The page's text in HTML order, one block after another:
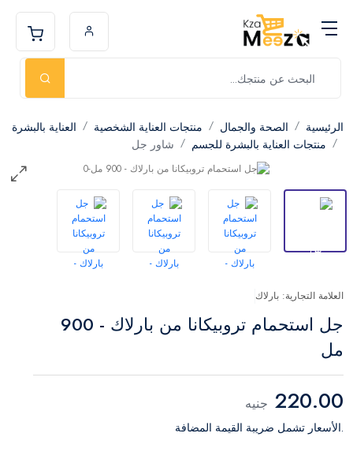
الرئيسية الصحة والجمال منتجات العناية الشخصية
العناية بالبشرة
منتجات العناية بالبشرة للجسم
شاور جل
العلامة التجارية: بارلاك
جل استحمام تروبيكانا من بارلاك - 900
مل
220.00 جنيه
.الأسعار تشمل ضريبة القيمة المضافة